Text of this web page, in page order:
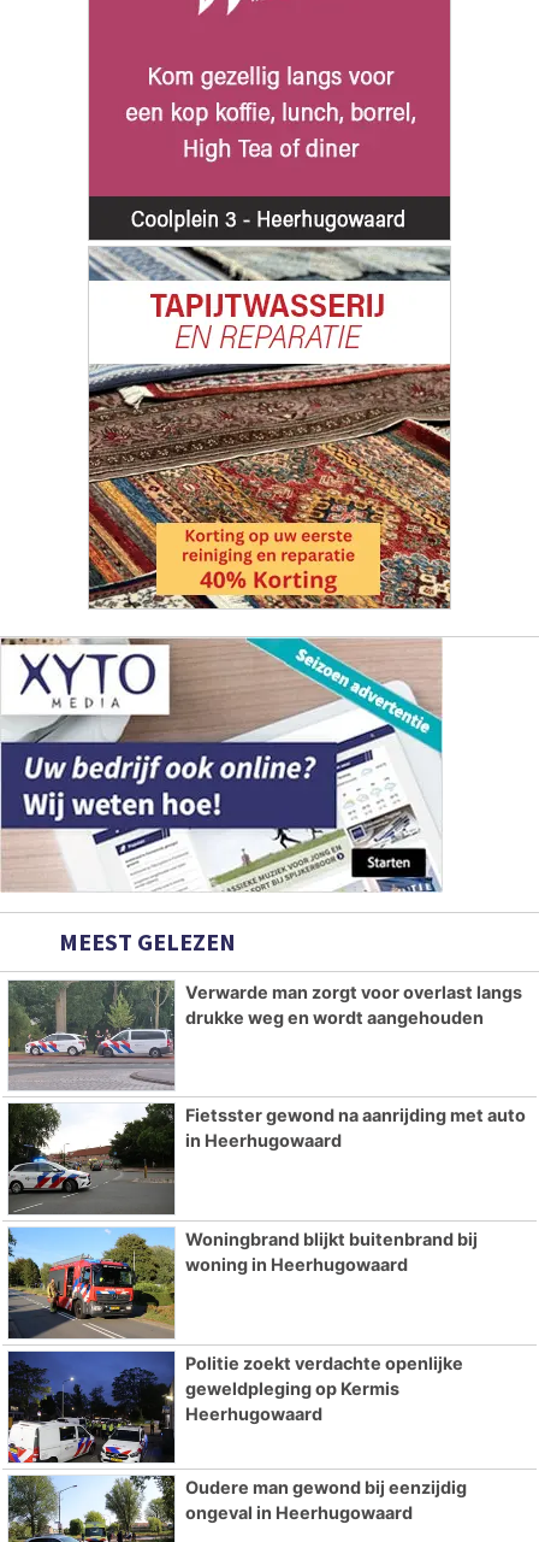
MEEST GELEZEN
Verwarde man zorgt voor overlast langs
drukke weg en wordt aangehouden
Fietsster gewond na aanrijding met auto
in Heerhugowaard
Woningbrand blijkt buitenbrand bij
woning in Heerhugowaard
Politie zoekt verdachte openlijke
geweldpleging op Kermis
Heerhugowaard
Oudere man gewond bij eenzijdig
ongeval in Heerhugowaard